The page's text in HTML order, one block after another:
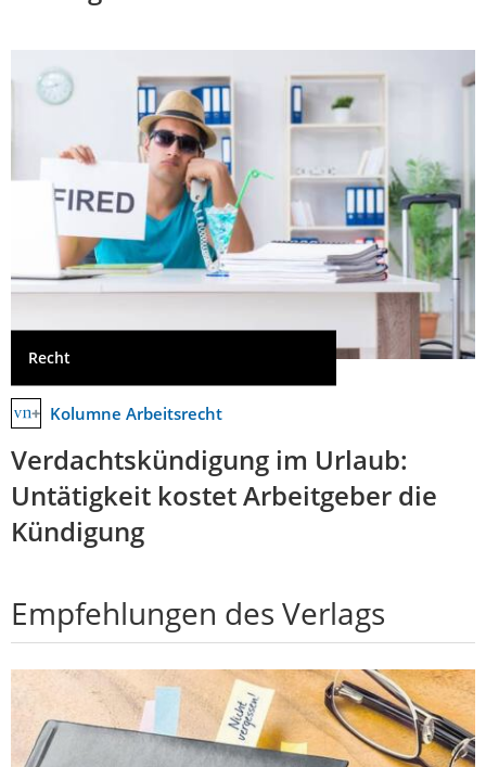
Recht
Kolumne Arbeitsrecht
Verdachtskündigung im Urlaub:
Untätigkeit kostet Arbeitgeber die
Kündigung
Empfehlungen des Verlags